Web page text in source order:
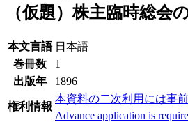
（仮題）株主臨時総会
本文言語 日本語
巻冊数
1
出版年
1896
権利情報
本資料の二次利用には事
Advance application is